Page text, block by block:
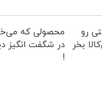
رو
بخر
محصولی که
در شگفت انگیز
!